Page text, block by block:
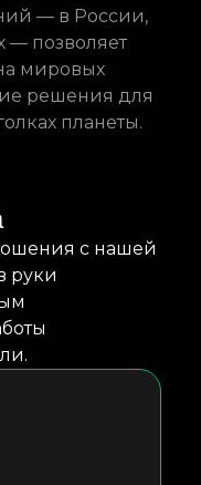
— в России,
— позволяет
мировых
решения для
планеты.
с нашей
руки